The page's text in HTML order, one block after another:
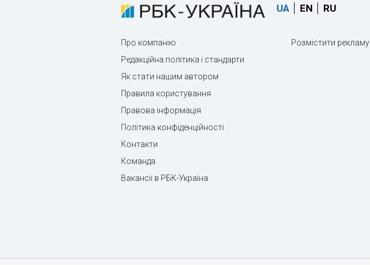
UA EN RU
Про компанію
Редакційна політика і стандарти
Як стати нашим автором
Правила користування
Правова інформація
Політика конфіденційності
Контакти
Команда
Вакансії в РБК-Україна
Розмістити рекламу